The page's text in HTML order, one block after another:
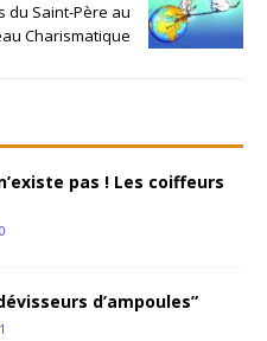
du Saint-Père au
Charismatique
pas ! Les coiffeurs
0
d’ampoules”
1